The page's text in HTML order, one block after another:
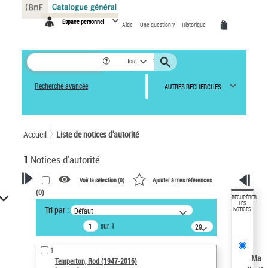
Espace personnel Aide Une question ? Historique
Tout
Recherche avancée AUTRES RECHERCHES
Accueil Liste de notices d’autorité
1 Notices d'autorité
VOTRE RECHERCHE
Recherche avancée dans les
notices d’autorité
Œuvres liées à l'auteur :
Temperton, Rod (1947-2016)
Voir la sélection (0) Ajouter à mes références
(0)
Tri par : Défaut
sur 1
20
résultats/page
1
Temperton, Rod (1947-2016)
RÉCUPÉRER
LES
NOTICES
Ma
Panneau de gestion des cookies